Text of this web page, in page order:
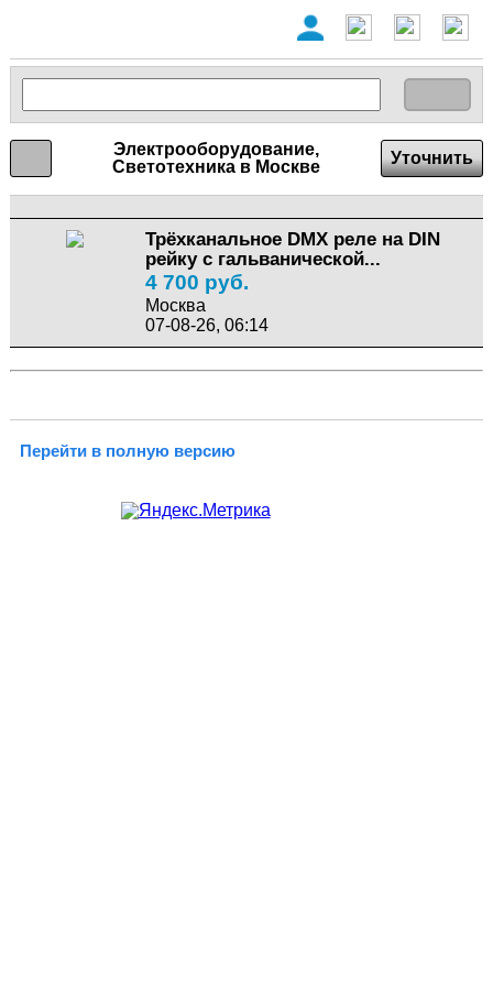
Электрооборудование,
Светотехника в Москве
Уточнить
Трёхканальное DMX реле на DIN
рейку с гальванической...
4 700 руб.
Москва
07-08-26, 06:14
Перейти в полную версию